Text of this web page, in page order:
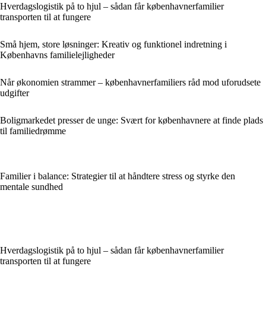
Hverdagslogistik på to hjul – sådan får københavnerfamilier
transporten til at fungere
Små hjem, store løsninger: Kreativ og funktionel indretning i
Københavns familielejligheder
Når økonomien strammer – københavnerfamiliers råd mod uforudsete
udgifter
Boligmarkedet presser de unge: Svært for københavnere at finde plads
til familiedrømme
Familier i balance: Strategier til at håndtere stress og styrke den
mentale sundhed
Hverdagslogistik på to hjul – sådan får københavnerfamilier
transporten til at fungere